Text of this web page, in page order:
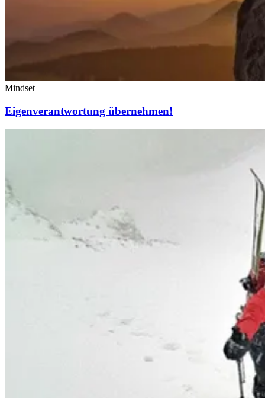
Mindset
Eigenverantwortung übernehmen!